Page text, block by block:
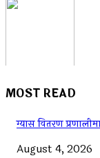
MOST READ
ग्यास वितरण
August 4, 2026